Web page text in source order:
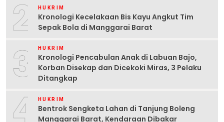
2 HUKRIM
Kronologi Kecelakaan Bis Kayu Angkut Tim
Sepak Bola di Manggarai Barat
3 HUKRIM
Kronologi Pencabulan Anak di Labuan Bajo,
Korban Disekap dan Dicekoki Miras, 3 Pelaku
Ditangkap
4 HUKRIM
Bentrok Sengketa Lahan di Tanjung Boleng
Manggarai Barat, Kendaraan Dibakar